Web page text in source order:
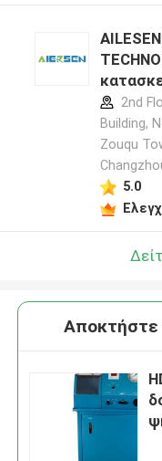
2nd
Building,
Zouqu
5.0
Αποκτήστε